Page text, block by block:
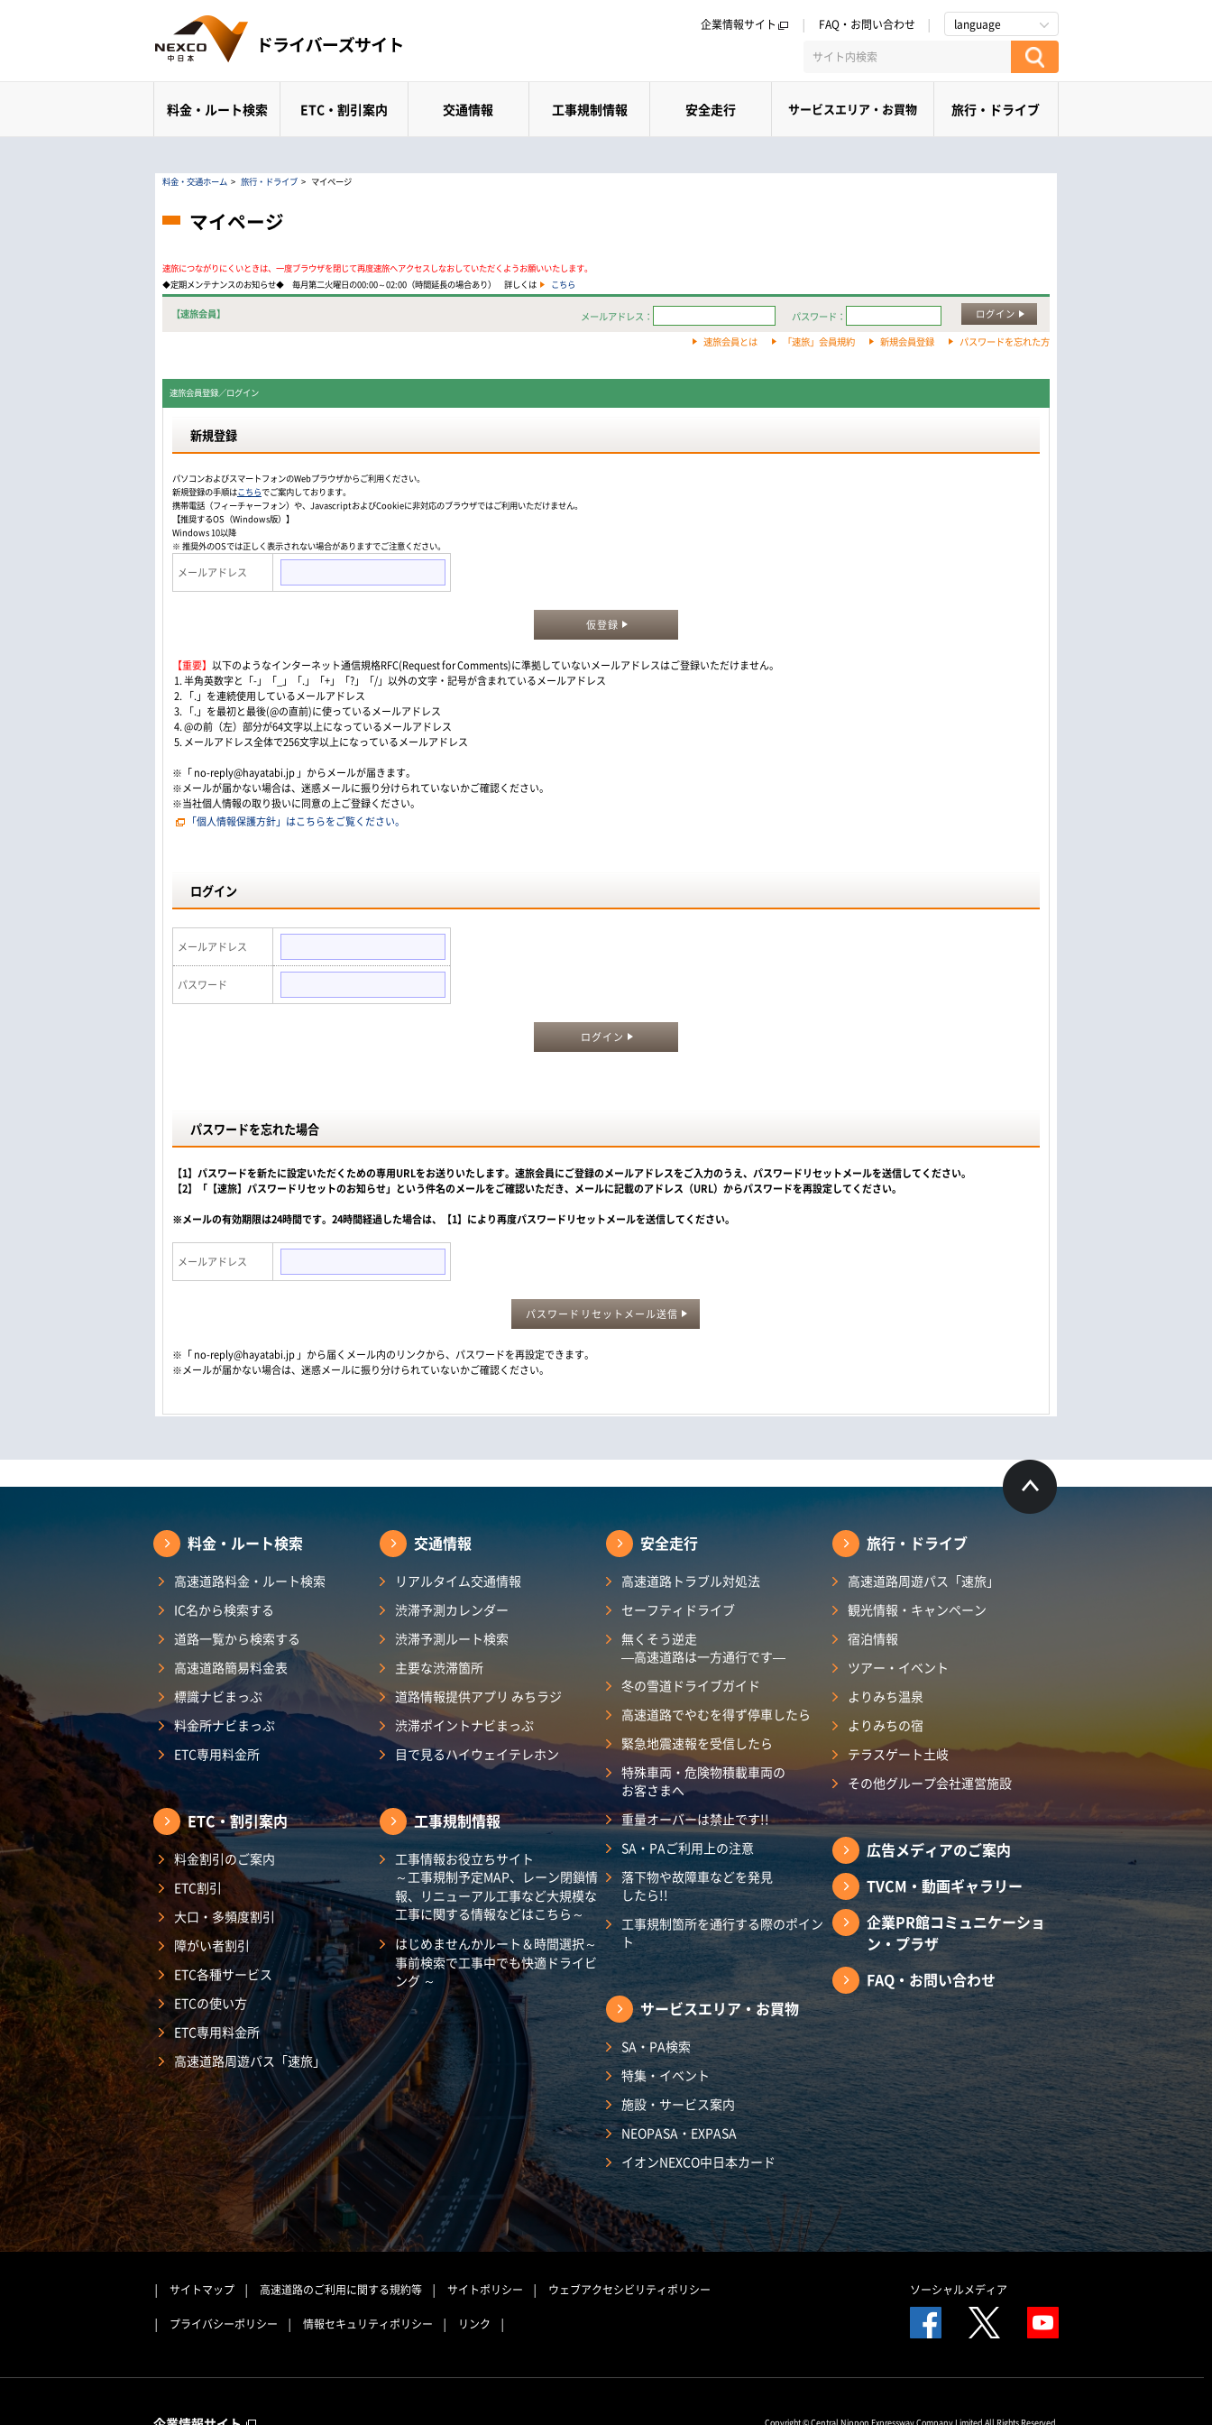
企業情報サイト FAQ・お問い合わせ language
料金・ルート検索 ETC・割引案内 交通情報 工事規制情報 安全走行 サービスエリア・お買物 旅行・ドライブ
料金・交通ホーム > 旅行・ドライブ > マイページ
マイページ
速旅につながりにくいときは、一度ブラウザを閉じて再度速旅へアクセスしなおしていただくようお願いいたします。
◆定期メンテナンスのお知らせ◆ 毎月第二火曜日の00:00～02:00（時間延長の場合あり） 詳しくは
こちら
【速旅会員】 メールアドレス： パスワード： ログイン
速旅会員とは 「速旅」会員規約 新規会員登録 パスワードを忘れた方
速旅会員登録／ログイン
新規登録
パソコンおよびスマートフォンのWebプラウザからご利用ください。
新規登録の手順はこちらでご案内しております。
携帯電話（フィーチャーフォン）や、JavascriptおよびCookieに非対応のブラウザではご利用いただけません。
【推奨するOS（Windows版）】
Windows 10以降
※ 推奨外のOSでは正しく表示されない場合がありますでご注意ください。
メールアドレス
仮登録
【重要】 以下のようなインターネット通信規格RFC(Request for Comments)に準拠していないメールアドレスはご登録いただけません。
1. 半角英数字と「-」「_」「.」「+」「?」「/」以外の文字・記号が含まれているメールアドレス
2. 「.」を連続使用しているメールアドレス
3. 「.」を最初と最後(@の直前)に使っているメールアドレス
4. @の前（左）部分が64文字以上になっているメールアドレス
5. メールアドレス全体で256文字以上になっているメールアドレス
※「 no-reply@hayatabi.jp 」からメールが届きます。
※メールが届かない場合は、迷惑メールに振り分けられていないかご確認ください。
※当社個人情報の取り扱いに同意の上ご登録ください。
「個人情報保護方針」はこちらをご覧ください。
ログイン
メールアドレス
パスワード
ログイン
パスワードを忘れた場合
【1】パスワードを新たに設定いただくための専用URLをお送りいたします。速旅会員にご登録のメールアドレスをご入力のうえ、パスワードリセットメールを送信してください。
【2】「【速旅】パスワードリセットのお知らせ」という件名のメールをご確認いただき、メールに記載のアドレス（URL）からパスワードを再設定してください。
※メールの有効期限は24時間です。24時間経過した場合は、【1】により再度パスワードリセットメールを送信してください。
メールアドレス
パスワードリセットメール送信
※「 no-reply@hayatabi.jp 」から届くメール内のリンクから、パスワードを再設定できます。
※メールが届かない場合は、迷惑メールに振り分けられていないかご確認ください。
料金・ルート検索
高速道路料金・ルート検索
IC名から検索する
道路一覧から検索する
高速道路簡易料金表
標識ナビまっぷ
料金所ナビまっぷ
ETC専用料金所
ETC・割引案内
料金割引のご案内
ETC割引
大口・多頻度割引
障がい者割引
ETC各種サービス
ETCの使い方
ETC専用料金所
高速道路周遊パス「速旅」
交通情報
リアルタイム交通情報
渋滞予測カレンダー​
渋滞予測ルート検索
主要な渋滞箇所
道路情報提供アプリ みちラジ
渋滞ポイントナビまっぷ
目で見るハイウェイテレホン
工事規制情報
工事情報お役立ちサイト
～工事規制予定MAP、レーン閉鎖情
報、リニューアル工事など大規模な
工事に関する情報などはこちら～
はじめませんかルート＆時間選択～
事前検索で工事中でも快適ドライビ
ング ～
安全走行
高速道路トラブル対処法
セーフティドライブ
無くそう逆走
―高速道路は一方通行です―
冬の雪道ドライブガイド
高速道路でやむを得ず停車したら
緊急地震速報を受信したら
特殊車両・危険物積載車両の
お客さまへ
重量オーバーは禁止です!!
SA・PAご利用上の注意
落下物や故障車などを発見
したら!!
工事規制箇所を通行する際のポイン
ト
サービスエリア・お買物
SA・PA検索
特集・イベント
施設・サービス案内
NEOPASA・EXPASA
イオンNEXCO中日本カード
旅行・ドライブ
高速道路周遊パス「速旅」
観光情報・キャンペーン
宿泊情報
ツアー・イベント
よりみち温泉
よりみちの宿
テラスゲート土岐
その他グループ会社運営施設
広告メディアのご案内
TVCM・動画ギャラリー
企業PR館コミュニケーショ
ン・プラザ
FAQ・お問い合わせ
サイトマップ 高速道路のご利用に関する規約等 サイトポリシー ウェブアクセシビリティポリシー
プライバシーポリシー 情報セキュリティポリシー リンク
ソーシャルメディア